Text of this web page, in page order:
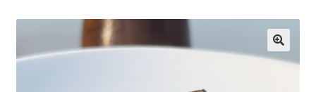
子
選
單
展
開